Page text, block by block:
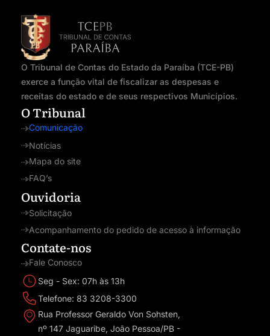
O Tribunal de Contas do Estado da Paraíba (TCE-PB)
exerce a função vital de fiscalizar as despesas e
receitas do estado e de seus respectivos Municípios.
O Tribunal
Comunicação
Notícias
Mapa do site
FAQ’s
Ouvidoria
Solicitação
Acompanhamento do pedido de acesso à informação
Contate-nos
Fale Conosco
Seg - Sex: 07h às 13h
Telefone: 83 3208-3300
Rua Professor Geraldo Von Sohsten,
nº 147 Jaguaribe, João Pessoa/PB -